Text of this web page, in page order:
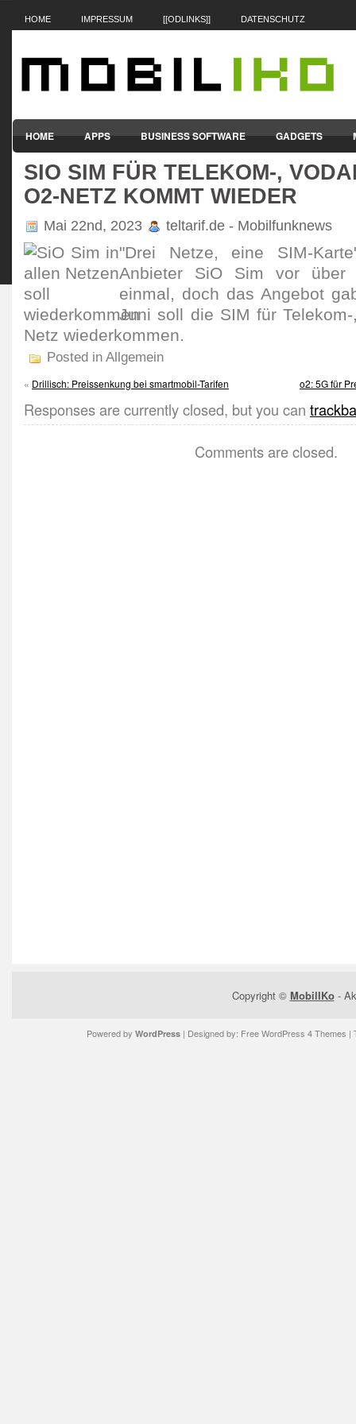
HOME IMPRESSUM [[ODLINKS]] DATENSCHUTZ
HOME APPS BUSINESS SOFTWARE GADGETS
SMARTPHONES & HANDYS TABLET-PCS VERTRÄGE &
SIO SIM FÜR TELEKOM-,
O2-NETZ KOMMT WIEDER
Mai 22nd, 2023 teltarif.de - Mobilfunknews
"Drei Netze, eine SIM-
Anbieter SiO Sim vor über
einmal, doch das Angebot
Juni soll die SIM für
Netz wieder­kommen.
Posted in Allgemein
« Drillisch: Preissenkung bei smartmobil-Tarifen o2: 5G für
Responses are currently closed, but you can
Comments are closed.
Copyright © MobilIKo-
Powered by WordPress| Designed by: Free WordPress 4 Themes |